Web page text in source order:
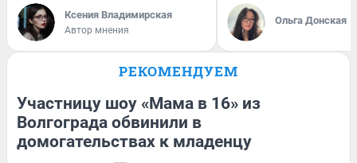
Ксения Владимирская
Автор мнения
Ольга Донская
РЕКОМЕНДУЕМ
Участницу шоу «Мама в 16» из
Волгограда обвинили в
домогательствах к младенцу